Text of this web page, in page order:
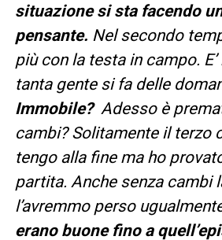
situazione si sta facendo un
pensante. Nel secondo
più con la testa in campo.
tanta gente si fa delle
Immobile? Adesso è
cambi? Solitamente il terzo
tengo alla fine ma ho
partita. Anche senza cambi
l’avremmo perso
erano buone fino a